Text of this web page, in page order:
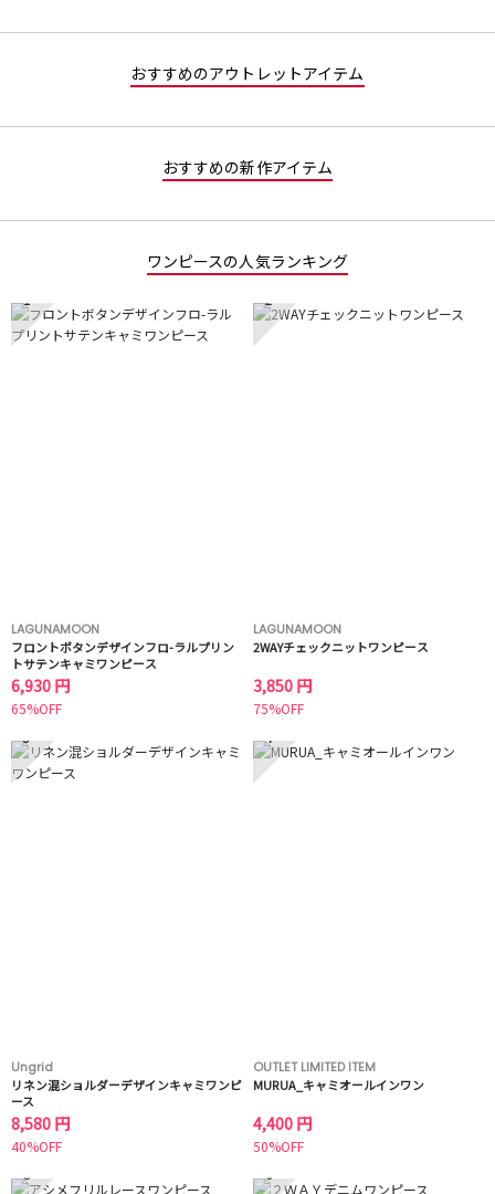
おすすめのアウトレットアイテム
おすすめの新作アイテム
ワンピースの人気ランキング
1
LAGUNAMOON
フロントボタンデザインフロ-ラルプリン
トサテンキャミワンピース
6,930 円
65%OFF
2
LAGUNAMOON
2WAYチェックニットワンピース
3,850 円
75%OFF
3
Ungrid
リネン混ショルダーデザインキャミワンピ
ース
8,580 円
40%OFF
4
OUTLET LIMITED ITEM
MURUA_キャミオールインワン
4,400 円
50%OFF
5 6